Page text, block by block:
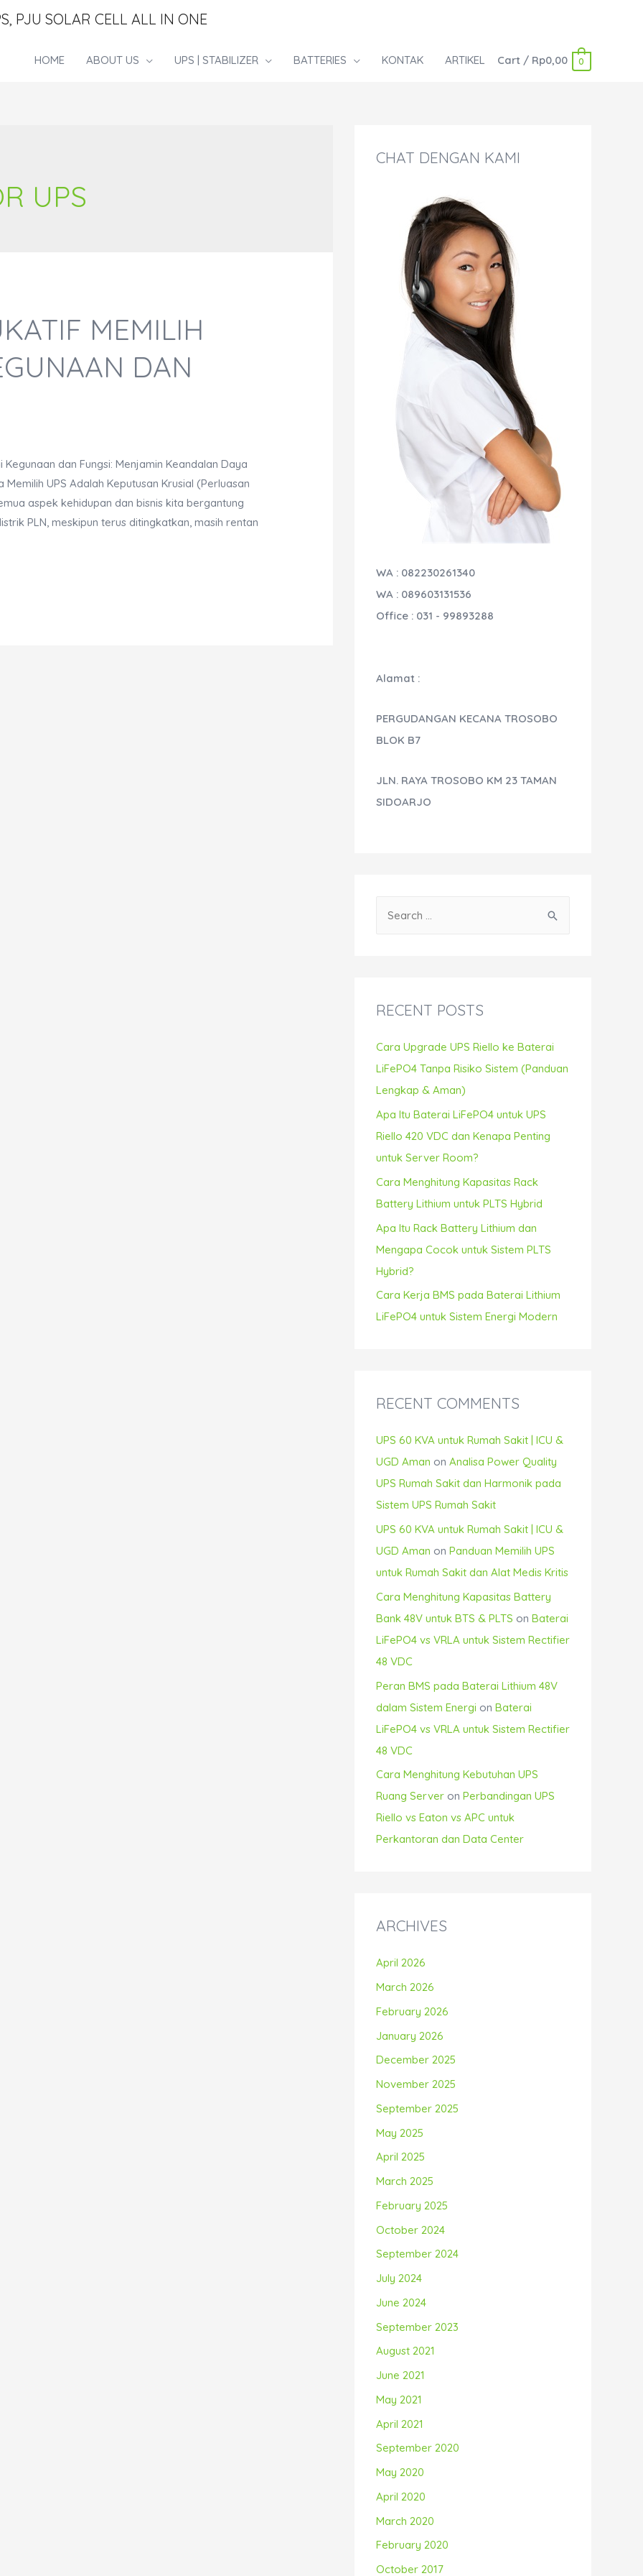
PJU SOLAR CELL ALL IN ONE
HOME ABOUT US UPS | STABILIZER BATTERIES KONTAK ARTIKEL Cart/ Rp0,00 0
UPS
MEMILIH
DAN
dan Fungsi: Menjamin Keandalan Daya
UPS Adalah Keputusan Krusial (Perluasan
aspek kehidupan dan bisnis kita bergantung
PLN, meskipun terus ditingkatkan, masih rentan
CHAT DENGAN KAMI
WA : 082230261340
WA : 089603131536
Office : 031 - 99893288
Alamat :
PERGUDANGAN KECANA TROSOBO
BLOK B7
JLN. RAYA TROSOBO KM 23 TAMAN
SIDOARJO
h
RECENT POSTS
Cara Upgrade UPS Riello ke Baterai
LiFePO4 Tanpa Risiko Sistem (Panduan
Lengkap & Aman)
Apa Itu Baterai LiFePO4 untuk UPS
Riello 420 VDC dan Kenapa Penting
untuk Server Room?
Cara Menghitung Kapasitas Rack
Battery Lithium untuk PLTS Hybrid
Apa Itu Rack Battery Lithium dan
Mengapa Cocok untuk Sistem PLTS
Hybrid?
Cara Kerja BMS pada Baterai Lithium
LiFePO4 untuk Sistem Energi Modern
RECENT COMMENTS
UPS 60 KVA untuk Rumah Sakit | ICU &
UGD Aman on Analisa Power Quality
UPS Rumah Sakit dan Harmonik pada
Sistem UPS Rumah Sakit
UPS 60 KVA untuk Rumah Sakit | ICU &
UGD Aman on Panduan Memilih UPS
untuk Rumah Sakit dan Alat Medis Kritis
Cara Menghitung Kapasitas Battery
Bank 48V untuk BTS & PLTS on Baterai
LiFePO4 vs VRLA untuk Sistem Rectifier
48 VDC
Peran BMS pada Baterai Lithium 48V
dalam Sistem Energi on Baterai
LiFePO4 vs VRLA untuk Sistem Rectifier
48 VDC
Cara Menghitung Kebutuhan UPS
Ruang Server on Perbandingan UPS
Riello vs Eaton vs APC untuk
Perkantoran dan Data Center
ARCHIVES
April 2026
March 2026
February 2026
January 2026
December 2025
November 2025
September 2025
May 2025
April 2025
March 2025
February 2025
October 2024
September 2024
July 2024
June 2024
September 2023
August 2021
June 2021
May 2021
April 2021
September 2020
May 2020
April 2020
March 2020
February 2020
October 2017